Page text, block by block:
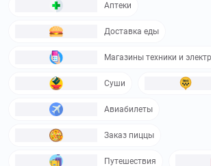
Аптеки
Доставка еды
Магазины техники и
Суши
Авиабилеты
Заказ пиццы
Путешествия